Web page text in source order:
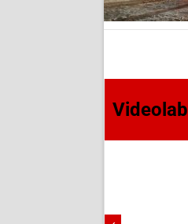
Videolab